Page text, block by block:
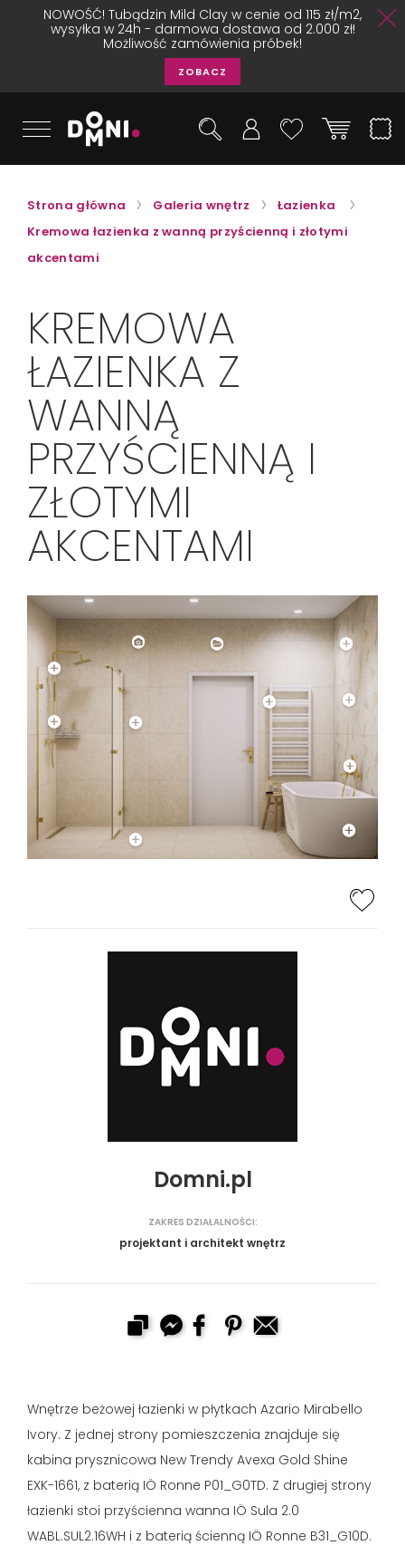
NOWOŚĆ! Tubądzin Mild Clay w cenie od 115 zł/m2,
wysyłka w 24h - darmowa dostawa od 2.000 zł!
Możliwość zamówienia próbek!
ZOBACZ
Strona główna Galeria wnętrz
Łazienka
Kremowa łazienka z wanną przyścienną i złotymi
akcentami
KREMOWA
ŁAZIENKA Z
WANNĄ
PRZYŚCIENNĄ I
ZŁOTYMI
AKCENTAMI
Domni.pl
ZAKRES DZIAŁALNOŚCI:
projektant i architekt wnętrz
Wnętrze beżowej łazienki w płytkach Azario Mirabello
Ivory. Z jednej strony pomieszczenia znajduje się
kabina prysznicowa New Trendy Avexa Gold Shine
EXK-1661, z baterią IÖ Ronne P01_G0TD. Z drugiej strony
łazienki stoi przyścienna wanna IÖ Sula 2.0
WABL.SUL2.16WH i z baterią ścienną IÖ Ronne B31_G10D.